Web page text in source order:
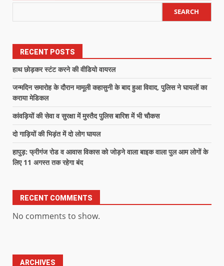
SEARCH
RECENT POSTS
हाथ छोड़कर स्टंट करने की वीडियो वायरल
जन्मदिन समारोह के दौरान मामूली कहासुनी के बाद हुआ विवाद, पुलिस ने घायलों का
कराया मेडिकल
कांवड़ियों की सेवा व सुरक्षा में मुस्तैद पुलिस बारिश में भी चौकस
दो गाड़ियों की भिड़ंत में दो लोग घायल
हापुड़: फ्रीगंज रोड व आवास विकास को जोड़ने वाला बाइक वाला पुल आम लोगों के
लिए 11 अगस्त तक रहेगा बंद
RECENT COMMENTS
No comments to show.
ARCHIVES